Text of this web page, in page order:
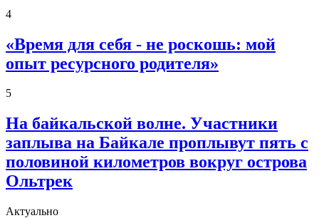
4
«Время для себя - не роскошь: мой
опыт ресурсного родителя»
5
На байкальской волне. Участники
заплыва на Байкале проплывут пять с
половиной километров вокруг острова
Ольтрек
Актуально